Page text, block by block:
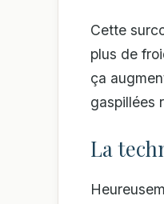
Cette
plus de
ça
gaspillées
La